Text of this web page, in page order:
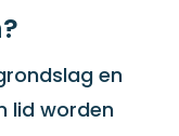
en
lid worden